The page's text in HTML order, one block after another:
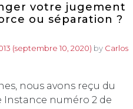
votre jugement
ou séparation ?
(septembre 10, 2020) by Carlos
nous avons reçu du
numéro 2 de